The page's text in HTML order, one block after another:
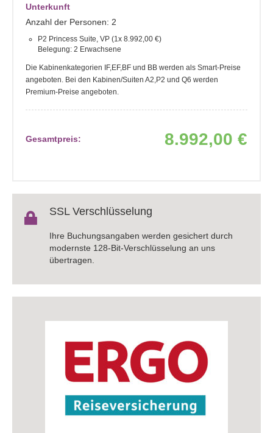
Unterkunft
Anzahl der Personen: 2
P2 Princess Suite, VP (1x 8.992,00 €)
Belegung: 2 Erwachsene
Die Kabinenkategorien IF,EF,BF und BB werden als Smart-Preise
angeboten. Bei den Kabinen/Suiten A2,P2 und Q6 werden
Premium-Preise angeboten.
Gesamtpreis: 8.992,00 €
SSL Verschlüsselung
Ihre Buchungsangaben werden gesichert durch
modernste 128-Bit-Verschlüsselung an uns
übertragen.